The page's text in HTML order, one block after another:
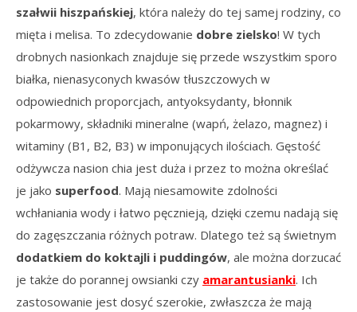
szałwii hiszpańskiej, która należy do tej samej rodziny, co
mięta i melisa. To zdecydowanie dobre zielsko! W tych
drobnych nasionkach znajduje się przede wszystkim sporo
białka, nienasyconych kwasów tłuszczowych w
odpowiednich proporcjach, antyoksydanty, błonnik
pokarmowy, składniki mineralne (wapń, żelazo, magnez) i
witaminy (B1, B2, B3) w imponujących ilościach. Gęstość
odżywcza nasion chia jest duża i przez to można określać
je jako superfood. Mają niesamowite zdolności
wchłaniania wody i łatwo pęcznieją, dzięki czemu nadają się
do zagęszczania różnych potraw. Dlatego też są świetnym
dodatkiem do koktajli i puddingów, ale można dorzucać
je także do porannej owsianki czy amarantusianki. Ich
zastosowanie jest dosyć szerokie, zwłaszcza że mają